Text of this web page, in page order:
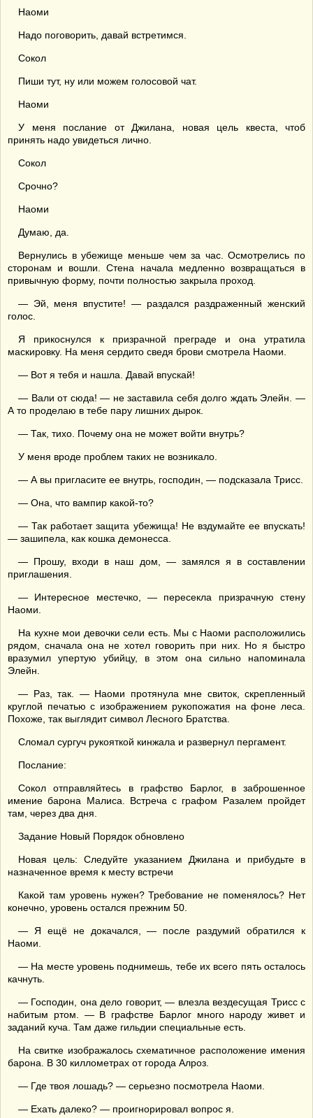
Наоми
Надо поговорить, давай встретимся.
Сокол
Пиши тут, ну или можем голосовой чат.
Наоми
У меня послание от Джилана, новая цель квеста, чтоб
принять надо увидеться лично.
Сокол
Срочно?
Наоми
Думаю, да.
Вернулись в убежище меньше чем за час. Осмотрелись по
сторонам и вошли. Стена начала медленно возвращаться в
привычную форму, почти полностью закрыла проход.
— Эй, меня впустите! — раздался раздраженный женский
голос.
Я прикоснулся к призрачной преграде и она утратила
маскировку. На меня сердито сведя брови смотрела Наоми.
— Вот я тебя и нашла. Давай впускай!
— Вали от сюда! — не заставила себя долго ждать Элейн. —
А то проделаю в тебе пару лишних дырок.
— Так, тихо. Почему она не может войти внутрь?
У меня вроде проблем таких не возникало.
— А вы пригласите ее внутрь, господин, — подсказала Трисс.
— Она, что вампир какой-то?
— Так работает защита убежища! Не вздумайте ее впускать!
— зашипела, как кошка демонесса.
— Прошу, входи в наш дом, — замялся я в составлении
приглашения.
— Интересное местечко, — пересекла призрачную стену
Наоми.
На кухне мои девочки сели есть. Мы с Наоми расположились
рядом, сначала она не хотел говорить при них. Но я быстро
вразумил упертую убийцу, в этом она сильно напоминала
Элейн.
— Раз, так. — Наоми протянула мне свиток, скрепленный
круглой печатью с изображением рукопожатия на фоне леса.
Похоже, так выглядит символ Лесного Братства.
Сломал сургуч рукояткой кинжала и развернул пергамент.
Послание:
Сокол отправляйтесь в графство Барлог, в заброшенное
имение барона Малиса. Встреча с графом Разалем пройдет
там, через два дня.
Задание Новый Порядок обновлено
Новая цель: Следуйте указанием Джилана и прибудьте в
назначенное время к месту встречи
Какой там уровень нужен? Требование не поменялось? Нет
конечно, уровень остался прежним 50.
— Я ещё не докачался, — после раздумий обратился к
Наоми.
— На месте уровень поднимешь, тебе их всего пять осталось
качнуть.
— Господин, она дело говорит, — влезла вездесущая Трисс с
набитым ртом. — В графстве Барлог много народу живет и
заданий куча. Там даже гильдии специальные есть.
На свитке изображалось схематичное расположение имения
барона. В 30 киллометрах от города Алроз.
— Где твоя лошадь? — серьезно посмотрела Наоми.
— Ехать далеко? — проигнорировал вопрос я.